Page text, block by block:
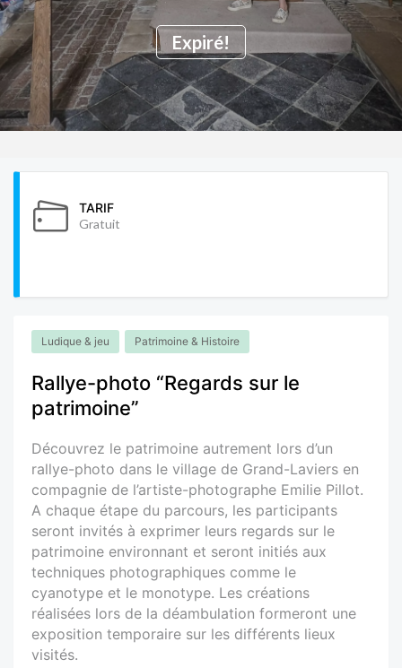
Expiré!
TARIF
Gratuit
Ludique & jeu Patrimoine & Histoire
Rallye-photo “Regards sur le
patrimoine”
Découvrez le patrimoine autrement lors d’un
rallye-photo dans le village de Grand-Laviers en
compagnie de l’artiste-photographe Emilie Pillot.
A chaque étape du parcours, les participants
seront invités à exprimer leurs regards sur le
patrimoine environnant et seront initiés aux
techniques photographiques comme le
cyanotype et le monotype. Les créations
réalisées lors de la déambulation formeront une
exposition temporaire sur les différents lieux
visités.